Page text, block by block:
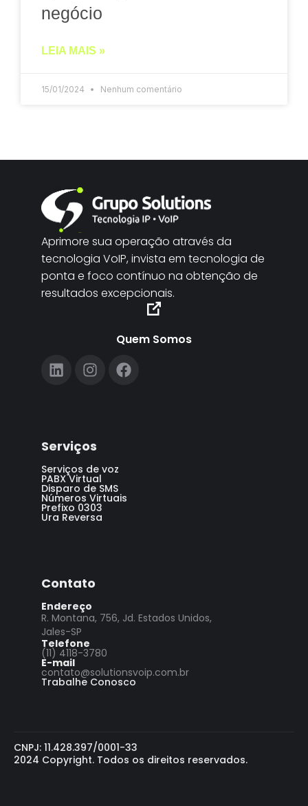
negócio
LEIA MAIS »
15/01/2024 Nenhum comentário
Aprimore sua operação através da
tecnologia VoIP, invista em tecnologia de
ponta e foco contínuo na obtenção de
resultados excepcionais.
Quem Somos
Serviços
Serviços de voz
PABX Virtual
Disparo de SMS
Números Virtuais
Prefixo 0303
Ura Reversa
Contato
Endereço
R. Montana, 756, Jd. Estados Unidos,
Jales-SP
Telefone
(11) 4118-3780
E-mail
contato@solutionsvoip.com.br
Trabalhe Conosco
CNPJ: 11.428.397/0001-33
2024 Copyright. Todos os direitos reservados.